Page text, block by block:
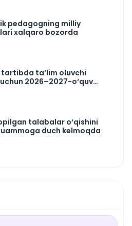
pedagogning milliy
xalqaro bozorda
tartibda ta‘lim oluvchi
2026–2027-o‘quv
talabalar o‘qishini
duch kelmoqda